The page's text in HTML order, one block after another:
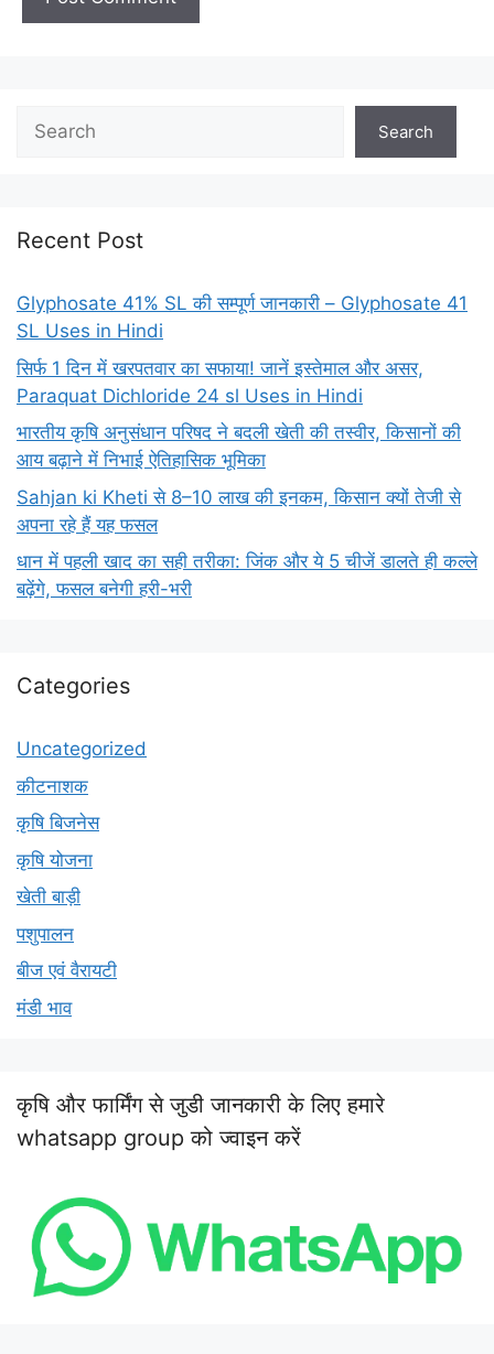
Search
Search
Recent Post
Glyphosate 41% SL की सम्पूर्ण जानकारी – Glyphosate 41
SL Uses in Hindi
सिर्फ 1 दिन में खरपतवार का सफाया! जानें इस्तेमाल और असर,
Paraquat Dichloride 24 sl Uses in Hindi
भारतीय कृषि अनुसंधान परिषद ने बदली खेती की तस्वीर, किसानों की
आय बढ़ाने में निभाई ऐतिहासिक भूमिका
Sahjan ki Kheti से 8–10 लाख की इनकम, किसान क्यों तेजी से
अपना रहे हैं यह फसल
धान में पहली खाद का सही तरीका: जिंक और ये 5 चीजें डालते ही कल्ले
बढ़ेंगे, फसल बनेगी हरी-भरी
Categories
Uncategorized
कीटनाशक
कृषि बिजनेस
कृषि योजना
खेती बाड़ी
पशुपालन
बीज एवं वैरायटी
मंडी भाव
कृषि और फार्मिंग से जुडी जानकारी के लिए हमारे
whatsapp group को ज्वाइन करें